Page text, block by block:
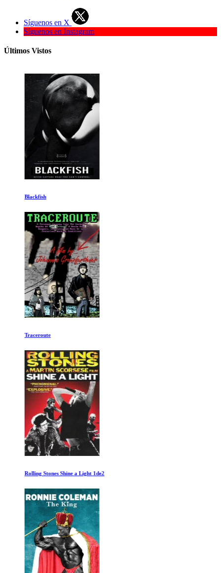
Síguenos en X
Síguenos en Instagram
Últimos Vistos
Blackfish
Traceroute
Rolling Stones Shine a Light 1de2